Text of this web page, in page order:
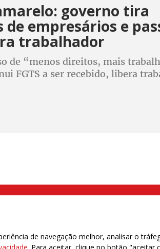
governo tira
de empresários e
trabalhador
de “menos direitos, mais
FGTS a ser recebido, libera
São Paulo/SP | Telefone (11) 2108 9200 - Fax (11)
de navegação melhor, analisar o